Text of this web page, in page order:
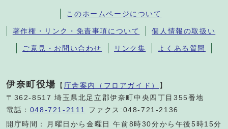
このホームページについて
著作権・リンク・免責事項について 個人情報の取扱い
ご意見・お問い合わせ リンク集 よくある質問
伊奈町役場 【 庁舎案内（フロアガイド） 】
〒362-8517 埼玉県北足立郡伊奈町中央四丁目355番地
電話： 048-721-2111
ファクス:048-721-2136
開庁時間：
月曜日から金曜日 午前8時30分から午後5時15分